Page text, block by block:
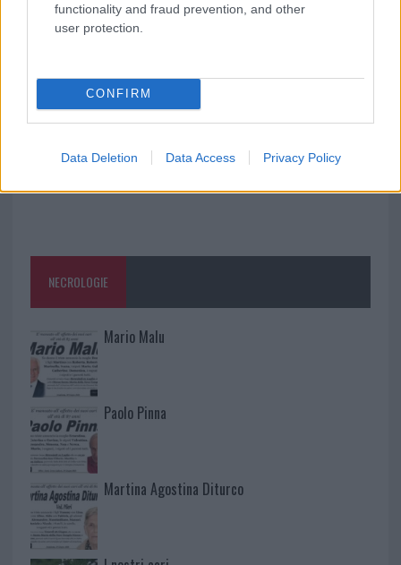
functionality and fraud prevention, and other
user protection.
CONFIRM
Data Deletion Data Access Privacy Policy
Raid nelle campagne di Berchidda, rischio per
NECROLOGIE
Mario Malu
Paolo Pinna
Martina Agostina Diturco